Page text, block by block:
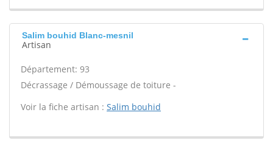
Salim bouhid Blanc-mesnil
Artisan
Département: 93
Décrassage / Démoussage de toiture -
Voir la fiche artisan : Salim bouhid